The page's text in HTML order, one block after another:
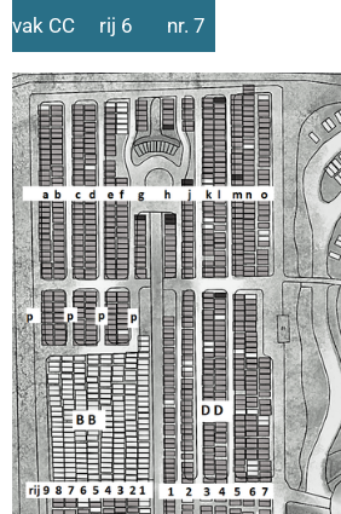
vak CC rij 6 nr. 7